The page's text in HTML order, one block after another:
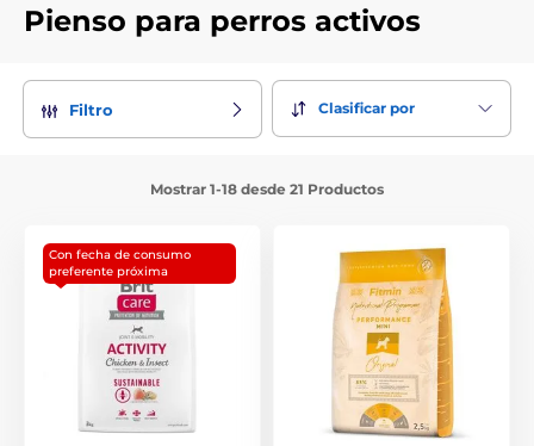
Pienso para perros activos
Filtro Clasificar por
Mostrar 1-18 desde 21 Productos
Con fecha de consumo
preferente próxima